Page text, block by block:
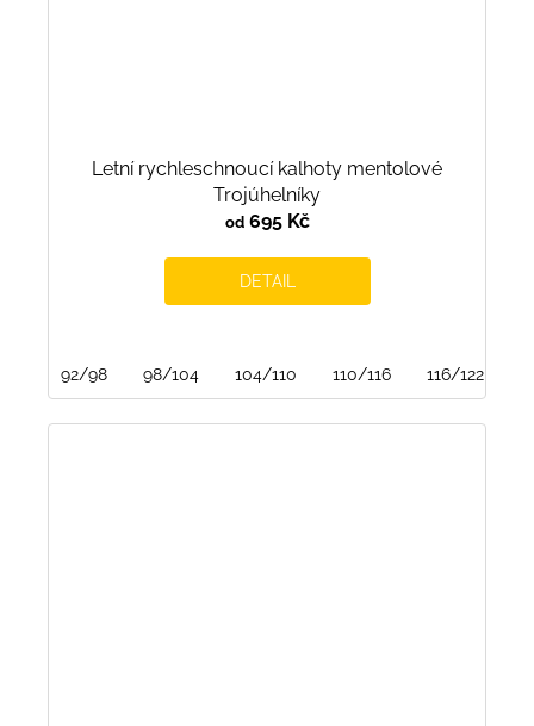
Letní rychleschnoucí kalhoty mentolové
Trojúhelníky
od695 Kč
DETAIL
92/98 98/104 104/110 110/116 116/122